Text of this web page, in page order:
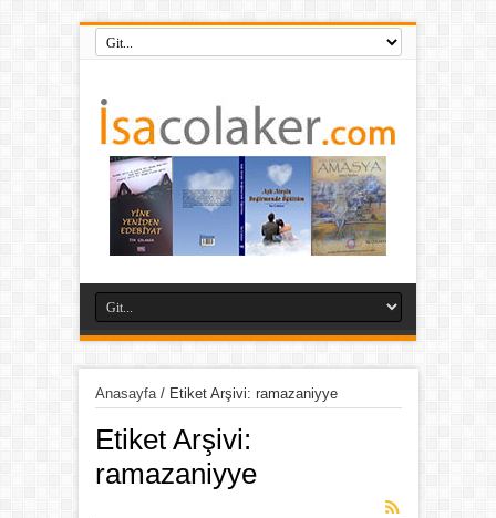
Anasayfa/ Etiket Arşivi: ramazaniyye
Etiket Arşivi:
ramazaniyye